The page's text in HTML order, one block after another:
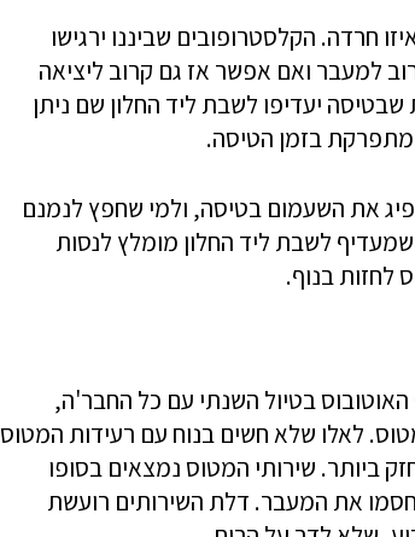
חרדה. הקלסטרופובים שביננו ירגישו
למעבר ואם אפשר אז גם קרוב ליציאה
יעדיפו לשבת ליד החלון שם ניתן
מתפרקת בזמן הטיסה.
את השעמום בטיסה, ולמי שחפץ לנמנם
לשבת ליד החלון מומלץ לנסות
לחזות בנוף.
בטיול השנתי עם כל החבר'ה,
לאלו שלא חשים בנוח עם רעידות המטוס
ביותר. שירותי המטוס נמצאים בסופו
את המעבר. דלת השירותים רועשת